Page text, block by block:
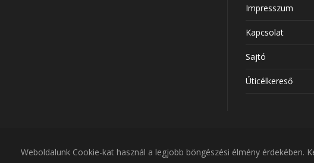
Impresszum
Kapcsolat
Sajtó
Úticélkereső
Az ajánlatokhoz rendelt árak tényleges kereséseken
Weboldalunk Cookie-kat használ a legjobb böngészési élmény érdekében.